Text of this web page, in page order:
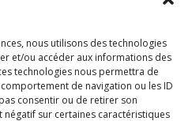
nous utilisons des technologies
et/ou accéder aux informations des
technologies nous permettra de
de navigation ou les ID
consentir ou de retirer son
sur certaines caractéristiques